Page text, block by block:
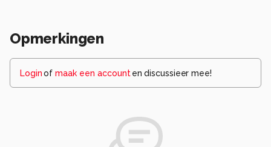
Opmerkingen
Loginof maak een account en discussieer mee!